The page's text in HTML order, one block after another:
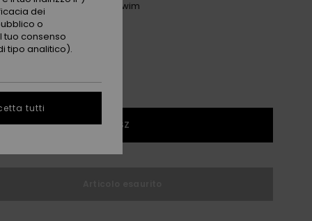
Anthracite Paradise Fleur Swim
1SZ
dei
o
tuo consenso
tipo analitico).
tutti